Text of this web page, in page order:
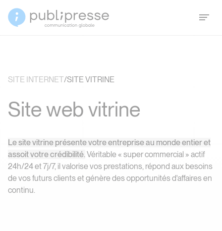
SITE INTERNET/SITE VITRINE
Site web vitrine
Le site vitrine présente votre entreprise au monde entier et
assoit votre crédibilité.Véritable « super commercial » actif
24h/24 et 7j/7, il valorise vos prestations, répond aux besoins
de vos futurs clients et génère des opportunités d'affaires en
continu.